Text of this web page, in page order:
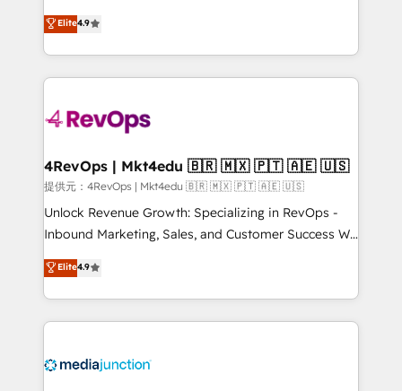
HubSpot experience ✔️Flexible pricing models —
Hourly-fee (assigned one Dedicated HubSpot
requirement). ✔️Helped over 25,000+ customers so
far with our HubSpot solutions. ✔️Bespoke apps &
on-demand bundle services. Connect with us today!
Hire an agency that's experienced in every inch of
HubSpot and willing to work hand-in-hand with your
team to simplify the complex and build a better
experience for your team and customers.
Elite4.9
4RevOps | Mkt4edu 🇧🇷 🇲🇽 🇵🇹 🇦🇪 🇺🇸
提供元：4RevOps | Mkt4edu 🇧🇷 🇲🇽 🇵🇹 🇦🇪 🇺🇸
Unlock Revenue Growth: Specializing in RevOps -
Inbound Marketing, Sales, and Customer Success We
specialize in driving revenue growth for companies
across industries through tailored marketing, sales,
and customer success strategies, utilizing RevOps
methodologies. As Latin America's largest HubSpot
offer unparalleled insights. Operating in five
Elite4.9